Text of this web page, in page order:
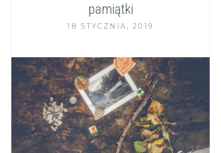
pamiątki
18 STYCZNIA, 2019